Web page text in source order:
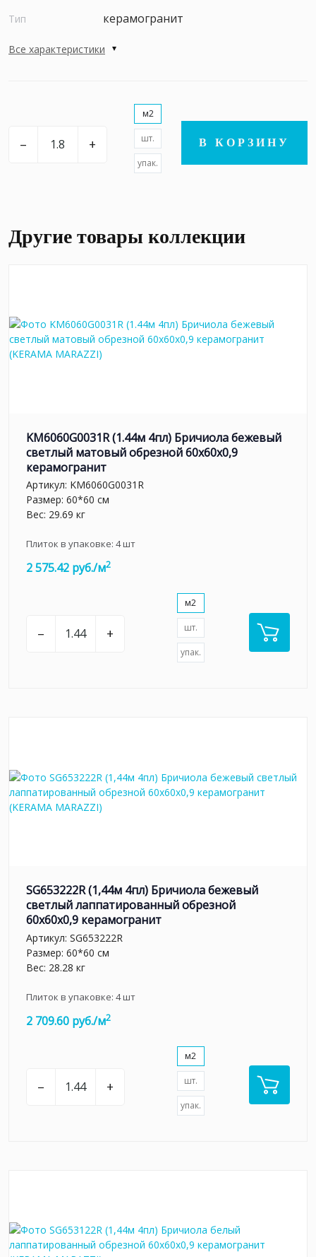
Тип керамогранит
Все характеристики
– +
м2
шт.
упак.
В КОРЗИНУ
Другие товары коллекции
KM6060G0031R (1.44м 4пл) Бричиола бежевый
светлый матовый обрезной 60x60x0,9
керамогранит
Артикул: KM6060G0031R
Размер: 60*60 см
Вес: 29.69 кг
Плиток в упаковке: 4шт
2 575.42 руб./м2
– +
м2
шт.
упак.
SG653222R (1,44м 4пл) Бричиола бежевый
светлый лаппатированный обрезной
60x60x0,9 керамогранит
Артикул: SG653222R
Размер: 60*60 см
Вес: 28.28 кг
Плиток в упаковке: 4шт
2 709.60 руб./м2
– +
м2
шт.
упак.